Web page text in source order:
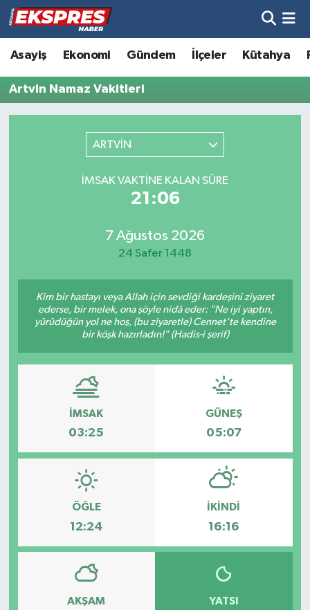
Asayiş Ekonomi Gündem İlçeler Kütahya
Artvin Namaz Vakitleri
ARTVİN
İMSAK VAKTINE KALAN SÜRE
21:06
7 Ağustos 2026
24 Safer 1448
Kim bir hastayı veya Allah için sevdiği kardeşini ziyaret
ederse, bir melek, ona şöyle nidâ eder: "Ne iyi yaptın,
yürüdüğün yol ne hoş, (bu ziyaretle) Cennet'te kendine
bir köşk hazırladın!" (Hadis-i şerif)
İMSAK
03:25
GÜNEŞ
05:07
ÖĞLE
12:24
İKINDI
16:16
AKŞAM YATSI
Altıntaş
Asayiş
Biyografiler
Çavdarhisar
Dumlupınar
Ekonomi
Foto Galeri
Genel
Gündem
Hava Durumu
Trafik Durumu
Tüm Manşetler
Son Dakika Haberleri